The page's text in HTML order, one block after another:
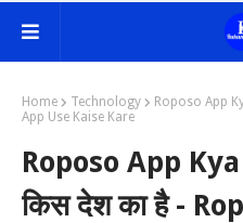
Home Technology
Roposo App
App Use Kaise Kare
Roposo App Kya
किस देश का है -